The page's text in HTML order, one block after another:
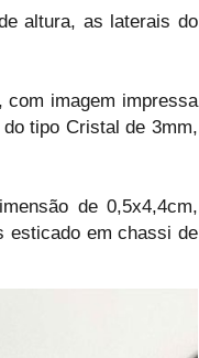
altura, as laterais do
com imagem impressa
tipo Cristal de 3mm,
de 0,5x4,4cm,
esticado em chassi de